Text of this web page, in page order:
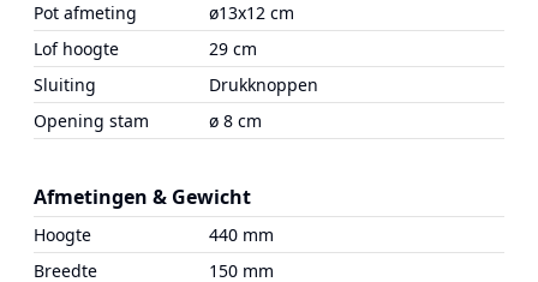
Pot afmeting
ø13x12 cm
Lof hoogte
29 cm
Sluiting
Drukknoppen
Opening stam
ø 8 cm
Afmetingen & Gewicht
Hoogte
440 mm
Breedte
150 mm